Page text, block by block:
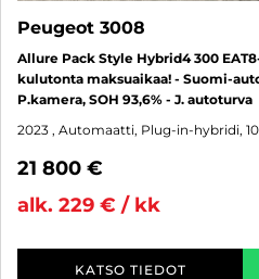
Peugeot 3008
Allure Pack Style Hybrid4 300
kulutonta maksuaikaa! - Suomi-
P.kamera, SOH 93,6% - J. autoturva
2023 , Automaatti, Plug-in-hybridi,
21 800 €
alk. 229 € / kk
KATSO TIEDOT